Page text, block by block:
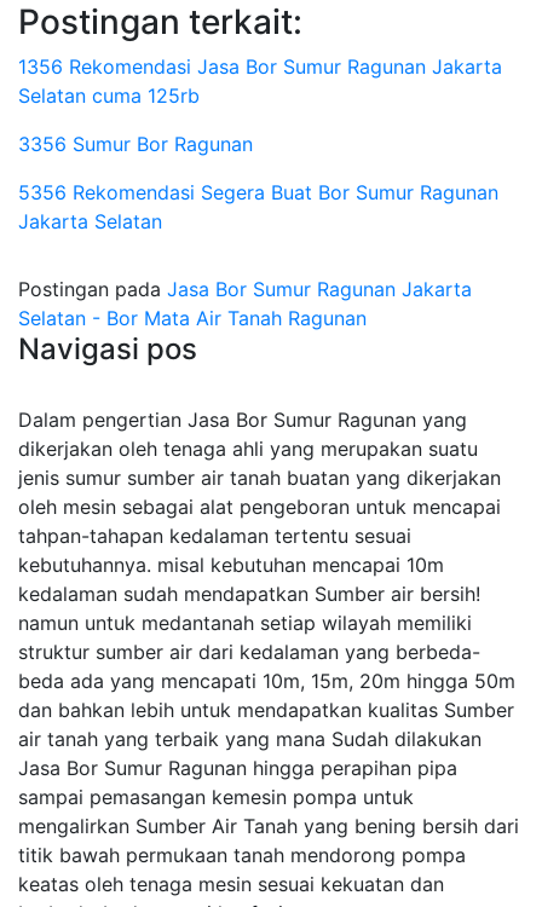
Postingan terkait:
1356 Rekomendasi Jasa Bor Sumur Ragunan Jakarta
Selatan cuma 125rb
3356 Sumur Bor Ragunan
5356 Rekomendasi Segera Buat Bor Sumur Ragunan
Jakarta Selatan
Postingan pada Jasa Bor Sumur Ragunan Jakarta
Selatan - Bor Mata Air Tanah Ragunan
Navigasi pos
Dalam pengertian Jasa Bor Sumur Ragunan yang
dikerjakan oleh tenaga ahli yang merupakan suatu
jenis sumur sumber air tanah buatan yang dikerjakan
oleh mesin sebagai alat pengeboran untuk mencapai
tahpan-tahapan kedalaman tertentu sesuai
kebutuhannya. misal kebutuhan mencapai 10m
kedalaman sudah mendapatkan Sumber air bersih!
namun untuk medantanah setiap wilayah memiliki
struktur sumber air dari kedalaman yang berbeda-
beda ada yang mencapati 10m, 15m, 20m hingga 50m
dan bahkan lebih untuk mendapatkan kualitas Sumber
air tanah yang terbaik yang mana Sudah dilakukan
Jasa Bor Sumur Ragunan hingga perapihan pipa
sampai pemasangan kemesin pompa untuk
mengalirkan Sumber Air Tanah yang bening bersih dari
titik bawah permukaan tanah mendorong pompa
keatas oleh tenaga mesin sesuai kekuatan dan